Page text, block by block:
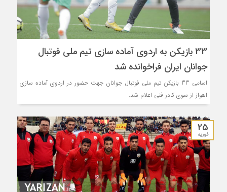
33 بازیکن به اردوی آماده سازی تیم ملی فوتبال
جوانان ایران فراخوانده شد
اسامی 33 بازیکن تیم ملی فوتبال جوانان جهت حضور در اردوی آماده سازی
اهواز از سوی کادر فنی اعلام شد.
25
فوریه